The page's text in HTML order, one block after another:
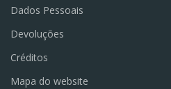
Dados Pessoais
Devoluções
Créditos
Mapa do website